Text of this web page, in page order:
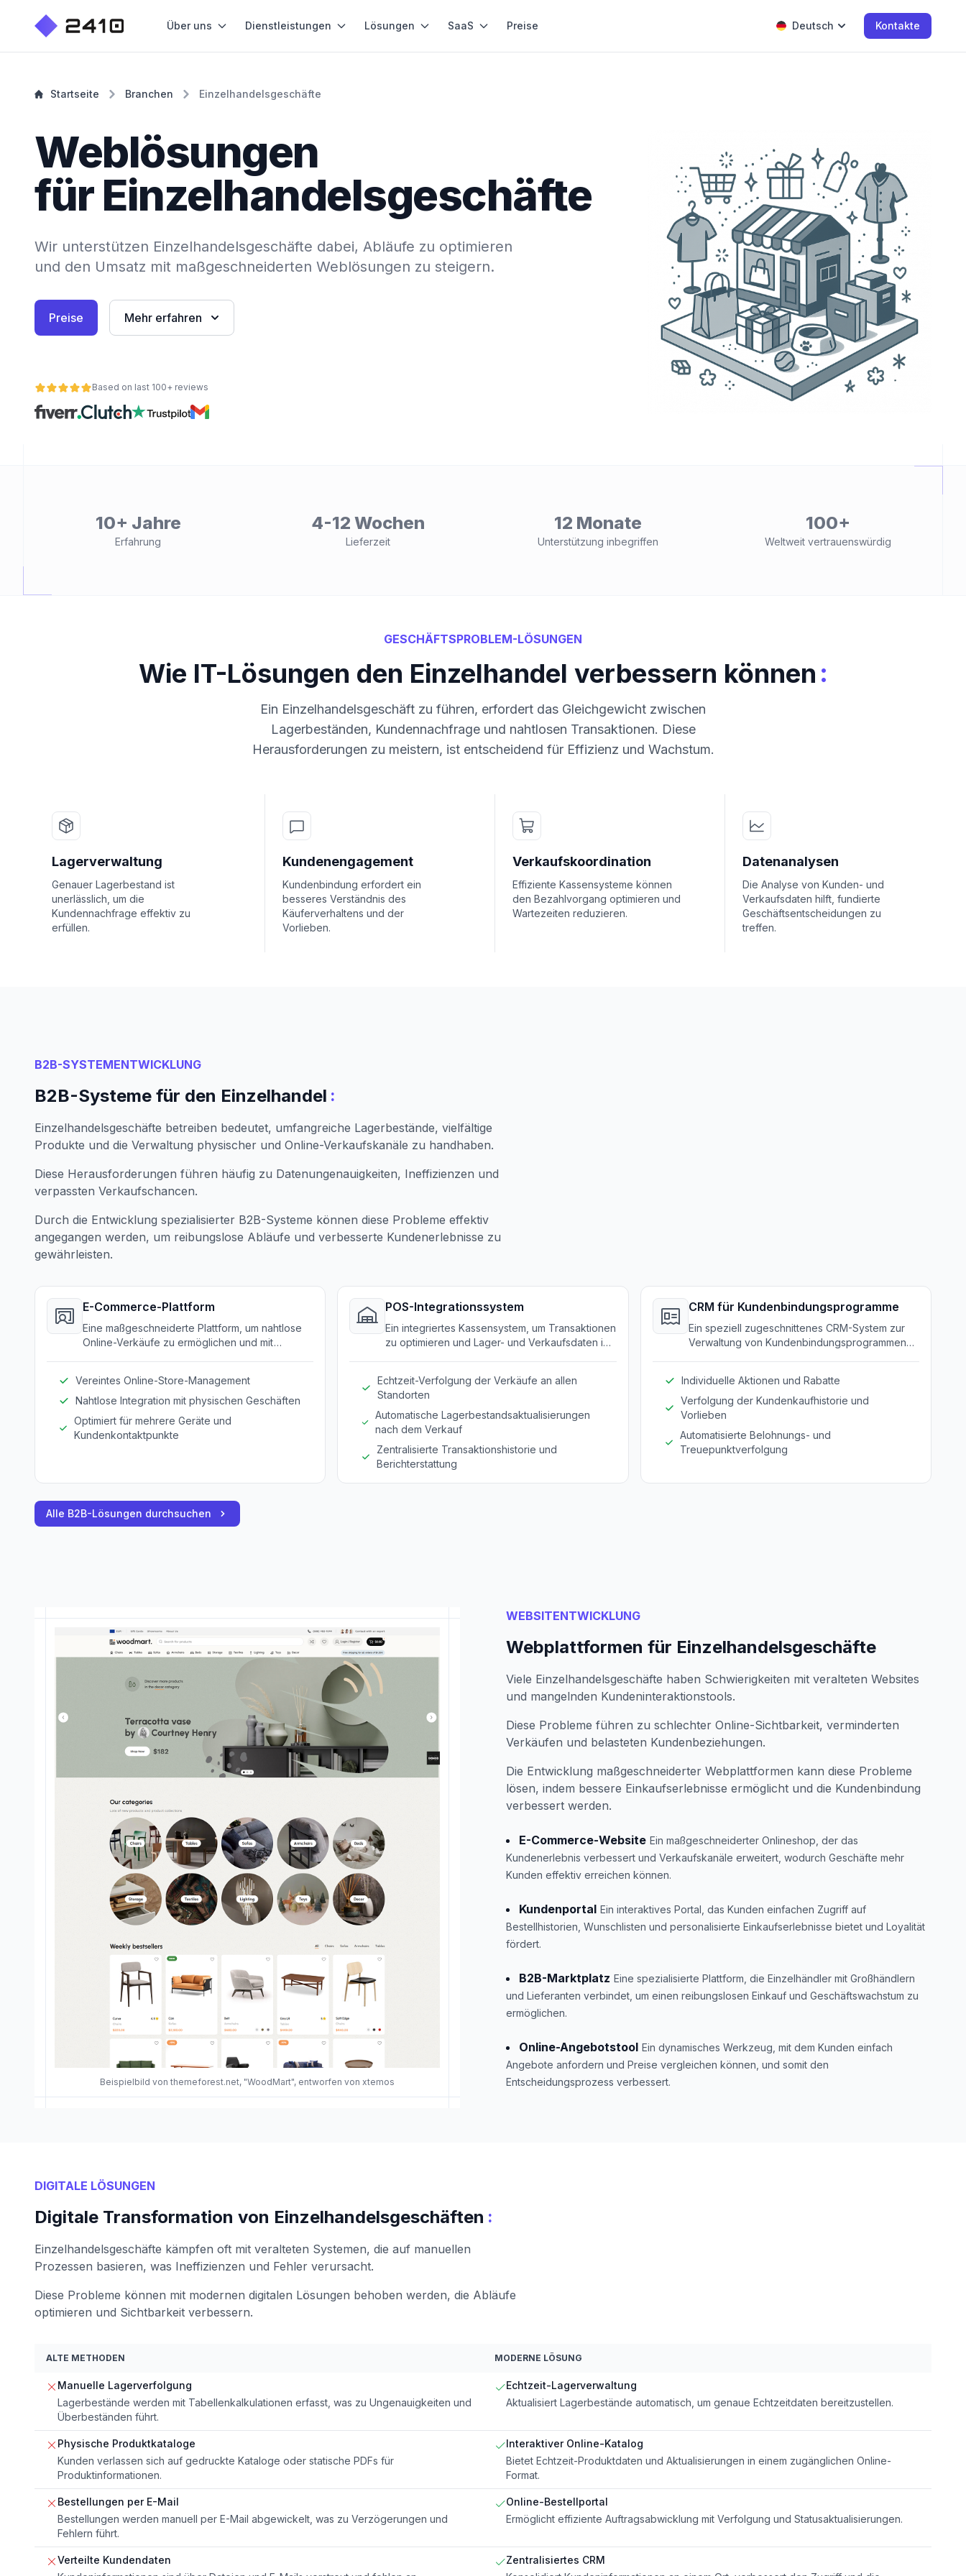
Über uns Dienstleistungen Lösungen SaaS Preise Deutsch Kontakte
Startseite Branchen Einzelhandelsgeschäfte
Weblösungen
für Einzelhandelsgeschäfte
Wir unterstützen Einzelhandelsgeschäfte dabei, Abläufe zu optimieren
und den Umsatz mit maßgeschneiderten Weblösungen zu steigern.
Preise Mehr erfahren
Based on last 100+ reviews
10+ Jahre
Erfahrung
4-12 Wochen
Lieferzeit
12 Monate
Unterstützung inbegriffen
100+
Weltweit vertrauenswürdig
GESCHÄFTSPROBLEM-LÖSUNGEN
Wie IT-Lösungen den Einzelhandel verbessern können :
Ein Einzelhandelsgeschäft zu führen, erfordert das Gleichgewicht zwischen
Lagerbeständen, Kundennachfrage und nahtlosen Transaktionen. Diese
Herausforderungen zu meistern, ist entscheidend für Effizienz und Wachstum.
Lagerverwaltung
Genauer Lagerbestand ist
unerlässlich, um die
Kundennachfrage effektiv zu
erfüllen.
Kundenengagement
Kundenbindung erfordert ein
besseres Verständnis des
Käuferverhaltens und der
Vorlieben.
Verkaufskoordination
Effiziente Kassensysteme können
den Bezahlvorgang optimieren und
Wartezeiten reduzieren.
Datenanalysen
Die Analyse von Kunden- und
Verkaufsdaten hilft, fundierte
Geschäftsentscheidungen zu
treffen.
B2B-SYSTEMENTWICKLUNG
B2B-Systeme für den Einzelhandel :
Einzelhandelsgeschäfte betreiben bedeutet, umfangreiche Lagerbestände, vielfältige
Produkte und die Verwaltung physischer und Online-Verkaufskanäle zu handhaben.
Diese Herausforderungen führen häufig zu Datenungenauigkeiten, Ineffizienzen und
verpassten Verkaufschancen.
Durch die Entwicklung spezialisierter B2B-Systeme können diese Probleme effektiv
angegangen werden, um reibungslose Abläufe und verbesserte Kundenerlebnisse zu
gewährleisten.
E-Commerce-Plattform
Eine maßgeschneiderte Plattform, um nahtlose
Online-Verkäufe zu ermöglichen und mit
Vereintes Online-Store-Management
Nahtlose Integration mit physischen Geschäften
Optimiert für mehrere Geräte und
Kundenkontaktpunkte
POS-Integrationssystem
Ein integriertes Kassensystem, um Transaktionen
zu optimieren und Lager- und Verkaufsdaten in
Echtzeit-Verfolgung der Verkäufe an allen
Standorten
Automatische Lagerbestandsaktualisierungen
nach dem Verkauf
Zentralisierte Transaktionshistorie und
Berichterstattung
CRM für Kundenbindungsprogramme
Ein speziell zugeschnittenes CRM-System zur
Verwaltung von Kundenbindungsprogrammen
Individuelle Aktionen und Rabatte
Verfolgung der Kundenkaufhistorie und
Vorlieben
Automatisierte Belohnungs- und
Treuepunktverfolgung
Alle B2B-Lösungen durchsuchen
Beispielbild von themeforest.net, "WoodMart", entworfen von xtemos
WEBSITENTWICKLUNG
Webplattformen für Einzelhandelsgeschäfte
Viele Einzelhandelsgeschäfte haben Schwierigkeiten mit veralteten Websites
und mangelnden Kundeninteraktionstools.
Diese Probleme führen zu schlechter Online-Sichtbarkeit, verminderten
Verkäufen und belasteten Kundenbeziehungen.
Die Entwicklung maßgeschneiderter Webplattformen kann diese Probleme
lösen, indem bessere Einkaufserlebnisse ermöglicht und die Kundenbindung
verbessert werden.
E-Commerce-Website Ein maßgeschneiderter Onlineshop, der das
Kundenerlebnis verbessert und Verkaufskanäle erweitert, wodurch Geschäfte mehr
Kunden effektiv erreichen können.
Kundenportal Ein interaktives Portal, das Kunden einfachen Zugriff auf
Bestellhistorien, Wunschlisten und personalisierte Einkaufserlebnisse bietet und Loyalität
fördert.
B2B-Marktplatz Eine spezialisierte Plattform, die Einzelhändler mit Großhändlern
und Lieferanten verbindet, um einen reibungslosen Einkauf und Geschäftswachstum zu
ermöglichen.
Online-Angebotstool Ein dynamisches Werkzeug, mit dem Kunden einfach
Angebote anfordern und Preise vergleichen können, und somit den
Entscheidungsprozess verbessert.
DIGITALE LÖSUNGEN
Digitale Transformation von Einzelhandelsgeschäften :
Einzelhandelsgeschäfte kämpfen oft mit veralteten Systemen, die auf manuellen
Prozessen basieren, was Ineffizienzen und Fehler verursacht.
Diese Probleme können mit modernen digitalen Lösungen behoben werden, die Abläufe
optimieren und Sichtbarkeit verbessern.
ALTE METHODEN MODERNE LÖSUNG
Manuelle Lagerverfolgung
Lagerbestände werden mit Tabellenkalkulationen erfasst, was zu Ungenauigkeiten und
Überbeständen führt.
Echtzeit-Lagerverwaltung
Aktualisiert Lagerbestände automatisch, um genaue Echtzeitdaten bereitzustellen.
Physische Produktkataloge
Kunden verlassen sich auf gedruckte Kataloge oder statische PDFs für
Produktinformationen.
Interaktiver Online-Katalog
Bietet Echtzeit-Produktdaten und Aktualisierungen in einem zugänglichen Online-
Format.
Bestellungen per E-Mail
Bestellungen werden manuell per E-Mail abgewickelt, was zu Verzögerungen und
Fehlern führt.
Online-Bestellportal
Ermöglicht effiziente Auftragsabwicklung mit Verfolgung und Statusaktualisierungen.
Verteilte Kundendaten
Zentralisiertes CRM